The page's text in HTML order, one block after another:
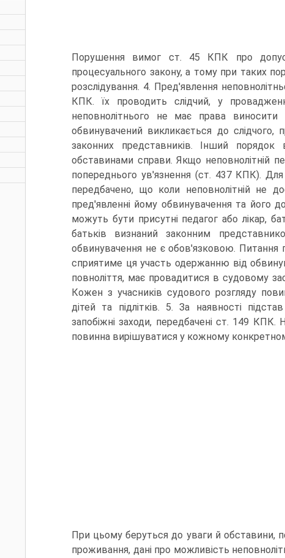
Порушення вимог ст. 45 КПК про
процесуального закону, а тому при таких
розслідування. 4. Пред'явлення
КПК. їх проводить слідчий, у
неповнолітнього не має права виносити
обвинувачений викликається до
законних представників. Інший
обставинами справи. Якщо неповнолітній
попереднього ув'язнення (ст. 437 КПК).
передбачено, що коли неповнолітній не
пред'явленні йому обвинувачення та його
можуть бути присутні педагог або лікар,
батьків визнаний законним
обвинувачення не є обов'язковою. Питання
сприятиме ця участь одержанню від
повноліття, має провадитися в судовому
Кожен з учасників судового розгляду
дітей та підлітків. 5. За наявності
запобіжні заходи, передбачені ст. 149 КПК.
повинна вирішуватися у кожному
При цьому беруться до уваги й обставини,
проживання, дані про можливість